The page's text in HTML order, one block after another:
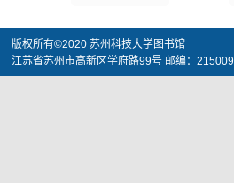
版权所有©2020 苏州科技大学图书馆
江苏省苏州市高新区学府路99号 邮编：215009